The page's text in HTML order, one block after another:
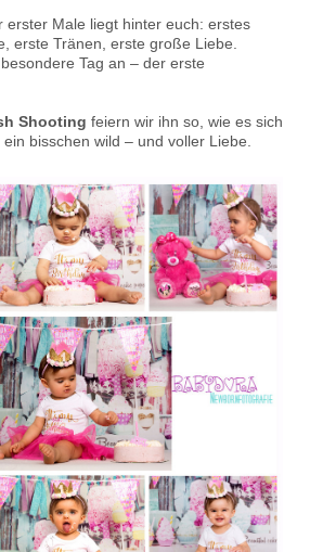
erster Male liegt hinter euch: erstes
erste Tränen, erste große Liebe.
Tag an – der erste
Shooting feiern wir ihn so, wie es sich
bisschen wild – und voller Liebe.